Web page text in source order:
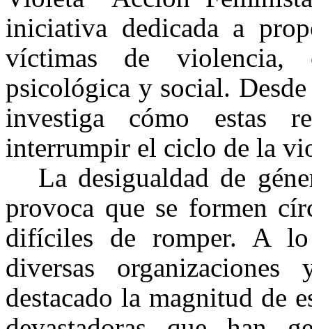
iniciativa dedicada a
víctimas de violencia,
psicológica y social.
investiga cómo estas
interrumpir el ciclo de la
La desigualdad de
provoca que se formen
difíciles de romper. A
diversas
destacado la magnitud de